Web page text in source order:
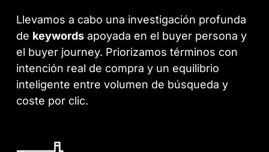
Llevamos a cabo una investigación profunda
de keywords apoyada en el buyer persona y
el buyer journey. Priorizamos términos con
intención real de compra y un equilibrio
inteligente entre volumen de búsqueda y
coste por clic.